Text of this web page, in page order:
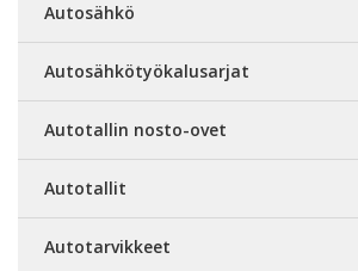
Autosähkö
Autosähkötyökalusarjat
Autotallin nosto-ovet
Autotallit
Autotarvikkeet